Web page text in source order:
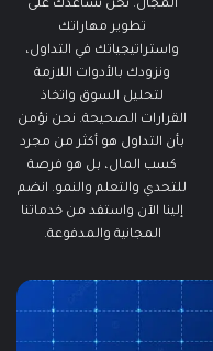
المجال. نحن نساعدك على
تطوير مهاراتك
واستراتيجياتك في التداول،
ونزودك بالأدوات اللازمة
لتحليل السوق واتخاذ
القرارات الصحيحة. نحن نؤمن
بأن التداول هو أكثر من مجرد
كسب المال، بل هو فرصة
للتحدي والتعلم والنمو. انضم
إلينا الآن واستفد من خدماتنا
المجانية والمدفوعة.